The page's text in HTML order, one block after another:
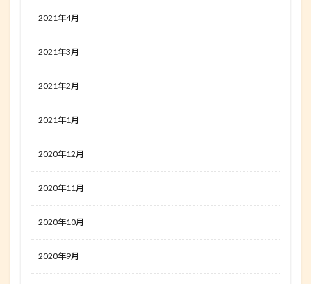
2021年4月
2021年3月
2021年2月
2021年1月
2020年12月
2020年11月
2020年10月
2020年9月